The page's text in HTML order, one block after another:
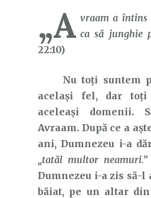
„A vraam a
ca să junghie
22:10)
Nu toți suntem
același fel, dar
aceleași domenii.
Avraam. După ce a
ani, Dumnezeu i-a
„tatăl multor neamuri.”
Dumnezeu i-a zis să-l
băiat, pe un altar